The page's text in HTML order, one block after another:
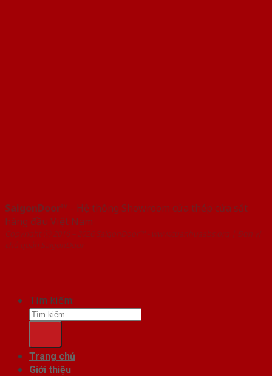
SaigonDoor™ - Hệ thống Showroom cửa thép cửa sắt
hàng đầu Việt Nam
Copyright ⓒ 2016 – 2026 SaigonDoor™ - www.cuanhuaabs.org | Đơn vị
chủ quản SaigonDoor
Tìm kiếm:
Trang chủ
Giới thiệu